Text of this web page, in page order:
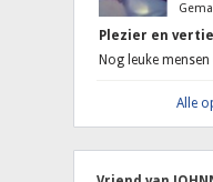
Plezier en
Nog leuke
Alle